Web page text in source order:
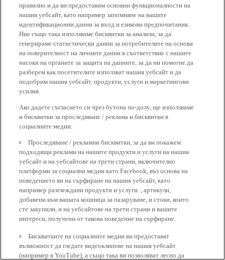
правилно и да ви предоставим основни функционалности на
нашия уебсайт, като например запомняне на вашите
идентификационни данни за вход и езикови предпочитания.
Ние също така използваме бисквитки за анализи, за да
генерираме статистически данни за потребителите на основа
на поверителност на личните данни в съответствие с нашите
насоки на органите за защита на данните, за да ни помогне да
разберем как посетителите използват нашия уебсайт и да
подобрим нашия уебсайт, продукти, услуги и маркетингови
усилия.
Ако дадете съгласието си чрез бутона по-долу, ще използваме
и бисквитки за проследяване / реклама и бисквитки в
социалните медии:
Проследяване / рекламни бисквитки, за да ви покажем
подходящи реклами на нашите продукти и услуги на нашия
уебсайт и на уебсайтове на трети страни, включително
платформи за социални медии като Facebook, въз основа на
поведението ви на сърфиране на нашия уебсайт, като
например разглеждани продукти и услуги. , артикули,
добавени към вашата кошница за пазаруване, и стоки, които
сте закупили, и на уебсайтове на трети страни и вашите
интереси, получени от такова поведение на сърфиране.
Бисквитките на социалните медии ви предоставят
възможност да гледате видеоклипове на нашия уебсайт
(например в YouTube), а също така ви позволяват лесно да